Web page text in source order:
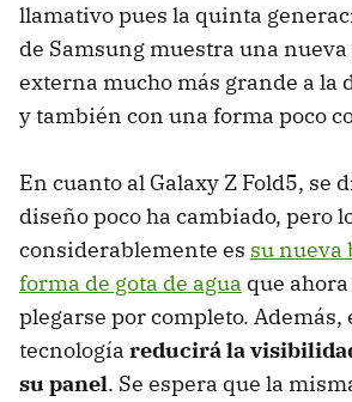
llamativo pues la quinta
de Samsung muestra una
externa mucho más grande a la
y también con una forma poco
En cuanto al Galaxy Z Fold5, se
diseño poco ha cambiado, pero
considerablemente es su nueva
forma de gota de agua que
plegarse por completo. Además,
tecnología reducirá la
su panel. Se espera que la